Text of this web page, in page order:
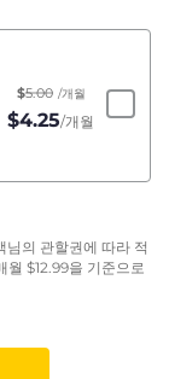
$5.00 /개월
$4.25/개월
의 관할권에 따라 적
월 $12.99을 기준으로